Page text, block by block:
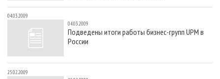
04.03.2009
04.03.2009
Подведены итоги работы бизнес-групп UPM в
России
25.02.2009